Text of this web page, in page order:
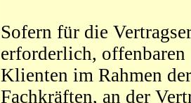
Sofern für die
erforderlich,
Klienten im Rahmen
Fachkräften, an der